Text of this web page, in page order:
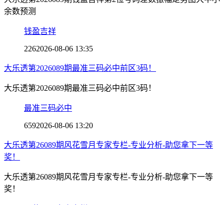
余数预测
钱盈吉祥
2262026-08-06 13:35
大乐透第2026089期最准三码必中前区3码！
大乐透第2026089期最准三码必中前区3码！
最准三码必中
6592026-08-06 13:20
大乐透第26089期风花雪月专家专栏-专业分析-助您拿下一等
奖！
大乐透第26089期风花雪月专家专栏-专业分析-助您拿下一等
奖！